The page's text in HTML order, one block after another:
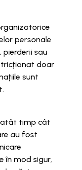
personale
sau
doar
sunt
atât timp cât
au fost
în mod sigur,